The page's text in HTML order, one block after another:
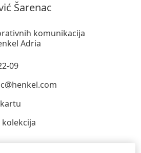
Šarenac
komunikacija
Adria
09